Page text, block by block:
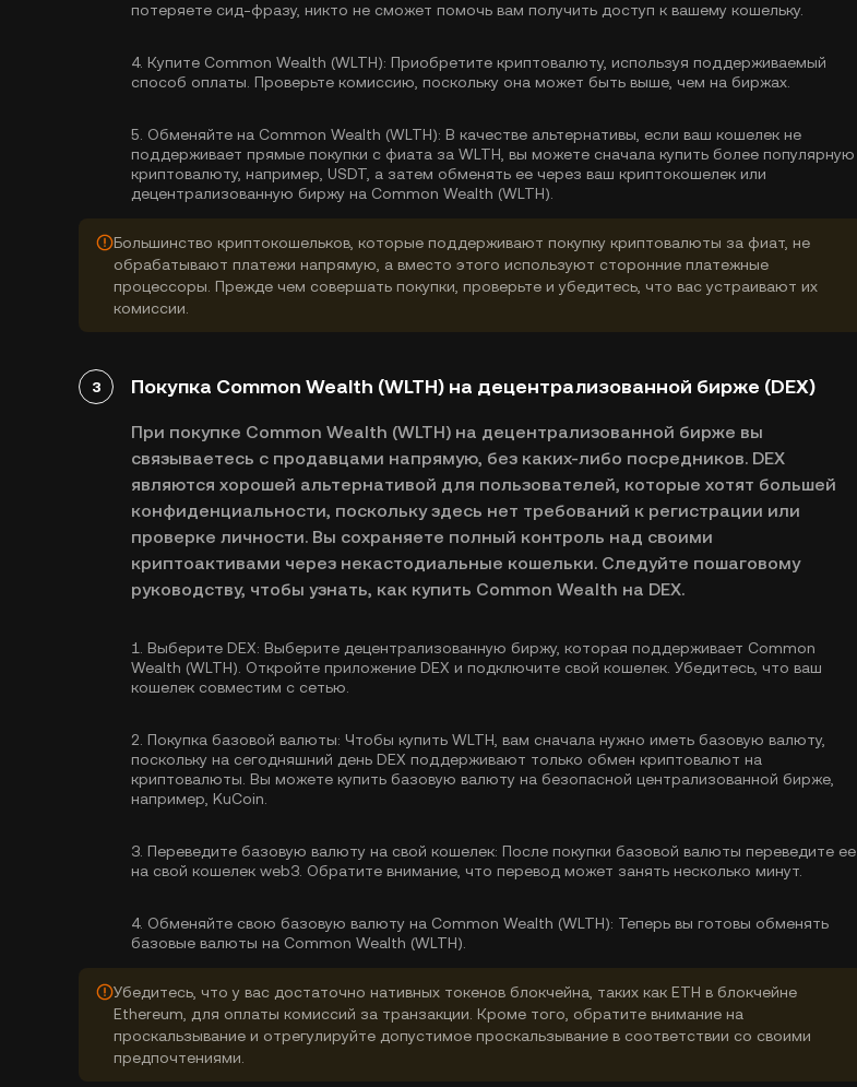
потеряете сид-фразу, никто не сможет помочь вам получить доступ к вашему кошельку.
4. Купите Common Wealth (WLTH): Приобретите криптовалюту, используя поддерживаемый
способ оплаты. Проверьте комиссию, поскольку она может быть выше, чем на биржах.
5. Обменяйте на Common Wealth (WLTH): В качестве альтернативы, если ваш кошелек не
поддерживает прямые покупки с фиата за WLTH, вы можете сначала купить более популярную
криптовалюту, например, USDT, а затем обменять ее через ваш криптокошелек или
децентрализованную биржу на Common Wealth (WLTH).
Большинство криптокошельков, которые поддерживают покупку криптовалюты за фиат, не
обрабатывают платежи напрямую, а вместо этого используют сторонние платежные
процессоры. Прежде чем совершать покупки, проверьте и убедитесь, что вас устраивают их
комиссии.
3 Покупка Common Wealth (WLTH) на децентрализованной бирже (DEX)
При покупке Common Wealth (WLTH) на децентрализованной бирже вы
связываетесь с продавцами напрямую, без каких-либо посредников. DEX
являются хорошей альтернативой для пользователей, которые хотят большей
конфиденциальности, поскольку здесь нет требований к регистрации или
проверке личности. Вы сохраняете полный контроль над своими
криптоактивами через некастодиальные кошельки. Следуйте пошаговому
руководству, чтобы узнать, как купить Common Wealth на DEX.
1. Выберите DEX: Выберите децентрализованную биржу, которая поддерживает Common
Wealth (WLTH). Откройте приложение DEX и подключите свой кошелек. Убедитесь, что ваш
кошелек совместим с сетью.
2. Покупка базовой валюты: Чтобы купить WLTH, вам сначала нужно иметь базовую валюту,
поскольку на сегодняшний день DEX поддерживают только обмен криптовалют на
криптовалюты. Вы можете купить базовую валюту на безопасной централизованной бирже,
например, KuCoin.
3. Переведите базовую валюту на свой кошелек: После покупки базовой валюты переведите ее
на свой кошелек web3. Обратите внимание, что перевод может занять несколько минут.
4. Обменяйте свою базовую валюту на Common Wealth (WLTH): Теперь вы готовы обменять
базовые валюты на Common Wealth (WLTH).
Убедитесь, что у вас достаточно нативных токенов блокчейна, таких как ETH в блокчейне
Ethereum, для оплаты комиссий за транзакции. Кроме того, обратите внимание на
проскальзывание и отрегулируйте допустимое проскальзывание в соответствии со своими
предпочтениями.